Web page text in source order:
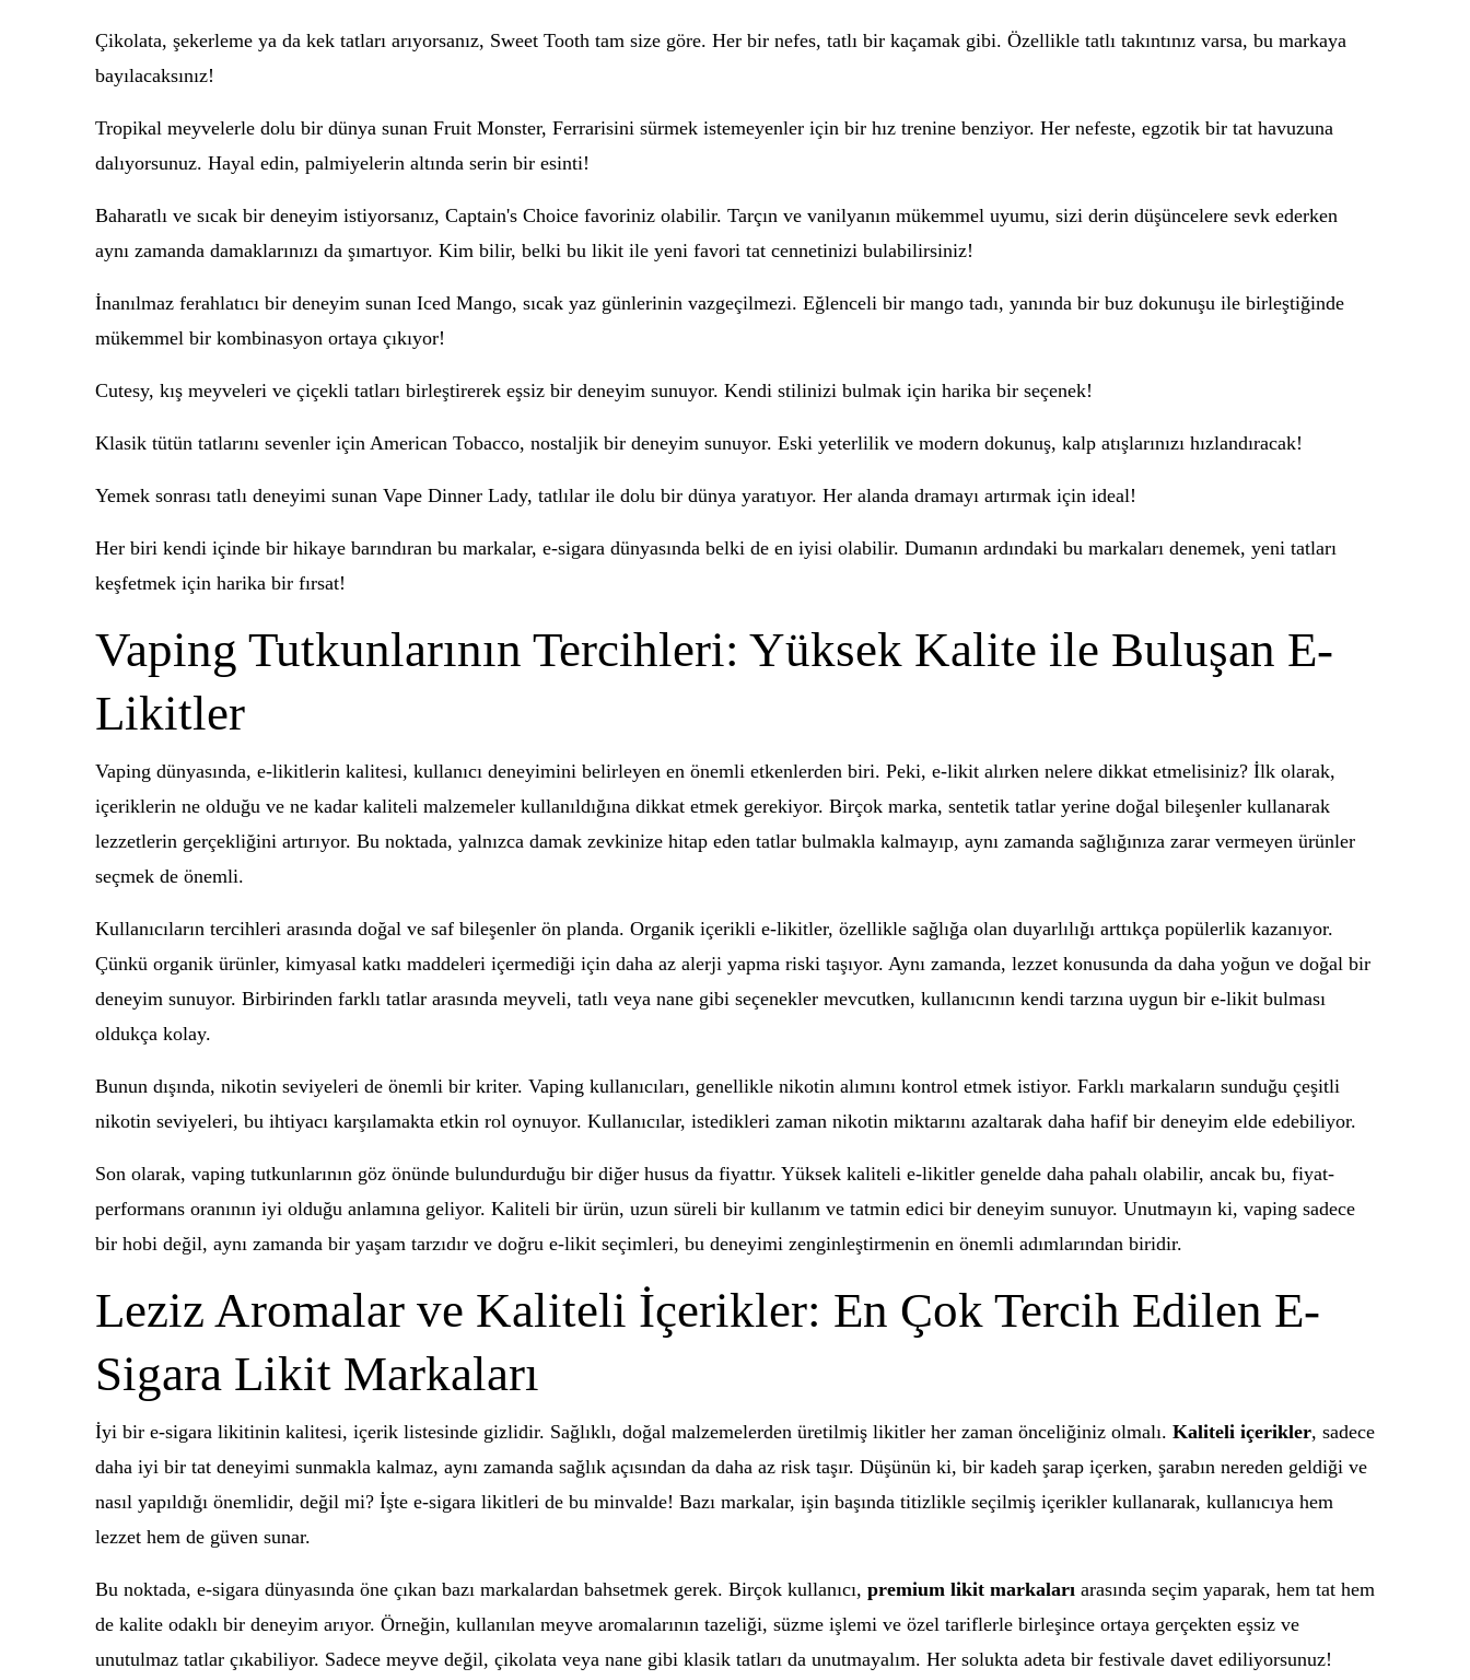
Çikolata, şekerleme ya da kek tatları arıyorsanız, Sweet Tooth tam size göre. Her bir nefes, tatlı bir kaçamak gibi. Özellikle tatlı takıntınız varsa, bu markaya
bayılacaksınız!
Tropikal meyvelerle dolu bir dünya sunan Fruit Monster, Ferrarisini sürmek istemeyenler için bir hız trenine benziyor. Her nefeste, egzotik bir tat havuzuna
dalıyorsunuz. Hayal edin, palmiyelerin altında serin bir esinti!
Baharatlı ve sıcak bir deneyim istiyorsanız, Captain's Choice favoriniz olabilir. Tarçın ve vanilyanın mükemmel uyumu, sizi derin düşüncelere sevk ederken
aynı zamanda damaklarınızı da şımartıyor. Kim bilir, belki bu likit ile yeni favori tat cennetinizi bulabilirsiniz!
İnanılmaz ferahlatıcı bir deneyim sunan Iced Mango, sıcak yaz günlerinin vazgeçilmezi. Eğlenceli bir mango tadı, yanında bir buz dokunuşu ile birleştiğinde
mükemmel bir kombinasyon ortaya çıkıyor!
Cutesy, kış meyveleri ve çiçekli tatları birleştirerek eşsiz bir deneyim sunuyor. Kendi stilinizi bulmak için harika bir seçenek!
Klasik tütün tatlarını sevenler için American Tobacco, nostaljik bir deneyim sunuyor. Eski yeterlilik ve modern dokunuş, kalp atışlarınızı hızlandıracak!
Yemek sonrası tatlı deneyimi sunan Vape Dinner Lady, tatlılar ile dolu bir dünya yaratıyor. Her alanda dramayı artırmak için ideal!
Her biri kendi içinde bir hikaye barındıran bu markalar, e-sigara dünyasında belki de en iyisi olabilir. Dumanın ardındaki bu markaları denemek, yeni tatları
keşfetmek için harika bir fırsat!
Vaping Tutkunlarının Tercihleri: Yüksek Kalite ile Buluşan E-
Likitler
Vaping dünyasında, e-likitlerin kalitesi, kullanıcı deneyimini belirleyen en önemli etkenlerden biri. Peki, e-likit alırken nelere dikkat etmelisiniz? İlk olarak,
içeriklerin ne olduğu ve ne kadar kaliteli malzemeler kullanıldığına dikkat etmek gerekiyor. Birçok marka, sentetik tatlar yerine doğal bileşenler kullanarak
lezzetlerin gerçekliğini artırıyor. Bu noktada, yalnızca damak zevkinize hitap eden tatlar bulmakla kalmayıp, aynı zamanda sağlığınıza zarar vermeyen ürünler
seçmek de önemli.
Kullanıcıların tercihleri arasında doğal ve saf bileşenler ön planda. Organik içerikli e-likitler, özellikle sağlığa olan duyarlılığı arttıkça popülerlik kazanıyor.
Çünkü organik ürünler, kimyasal katkı maddeleri içermediği için daha az alerji yapma riski taşıyor. Aynı zamanda, lezzet konusunda da daha yoğun ve doğal bir
deneyim sunuyor. Birbirinden farklı tatlar arasında meyveli, tatlı veya nane gibi seçenekler mevcutken, kullanıcının kendi tarzına uygun bir e-likit bulması
oldukça kolay.
Bunun dışında, nikotin seviyeleri de önemli bir kriter. Vaping kullanıcıları, genellikle nikotin alımını kontrol etmek istiyor. Farklı markaların sunduğu çeşitli
nikotin seviyeleri, bu ihtiyacı karşılamakta etkin rol oynuyor. Kullanıcılar, istedikleri zaman nikotin miktarını azaltarak daha hafif bir deneyim elde edebiliyor.
Son olarak, vaping tutkunlarının göz önünde bulundurduğu bir diğer husus da fiyattır. Yüksek kaliteli e-likitler genelde daha pahalı olabilir, ancak bu, fiyat-
performans oranının iyi olduğu anlamına geliyor. Kaliteli bir ürün, uzun süreli bir kullanım ve tatmin edici bir deneyim sunuyor. Unutmayın ki, vaping sadece
bir hobi değil, aynı zamanda bir yaşam tarzıdır ve doğru e-likit seçimleri, bu deneyimi zenginleştirmenin en önemli adımlarından biridir.
Leziz Aromalar ve Kaliteli İçerikler: En Çok Tercih Edilen E-
Sigara Likit Markaları
İyi bir e-sigara likitinin kalitesi, içerik listesinde gizlidir. Sağlıklı, doğal malzemelerden üretilmiş likitler her zaman önceliğiniz olmalı. Kaliteli içerikler, sadece
daha iyi bir tat deneyimi sunmakla kalmaz, aynı zamanda sağlık açısından da daha az risk taşır. Düşünün ki, bir kadeh şarap içerken, şarabın nereden geldiği ve
nasıl yapıldığı önemlidir, değil mi? İşte e-sigara likitleri de bu minvalde! Bazı markalar, işin başında titizlikle seçilmiş içerikler kullanarak, kullanıcıya hem
lezzet hem de güven sunar.
Bu noktada, e-sigara dünyasında öne çıkan bazı markalardan bahsetmek gerek. Birçok kullanıcı, premium likit markaları arasında seçim yaparak, hem tat hem
de kalite odaklı bir deneyim arıyor. Örneğin, kullanılan meyve aromalarının tazeliği, süzme işlemi ve özel tariflerle birleşince ortaya gerçekten eşsiz ve
unutulmaz tatlar çıkabiliyor. Sadece meyve değil, çikolata veya nane gibi klasik tatları da unutmayalım. Her solukta adeta bir festivale davet ediliyorsunuz!